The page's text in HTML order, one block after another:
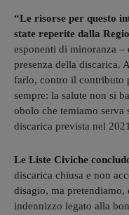
“Le risorse per questo
state reperite dalla
esponenti di minoranza –
presenza della discarica.
farlo, contro il contributo
sempre: la salute non si
obolo che temiamo serva
discarica prevista nel
Le Liste Civiche
discarica chiusa e non
disagio, ma
indennizzo legato alla